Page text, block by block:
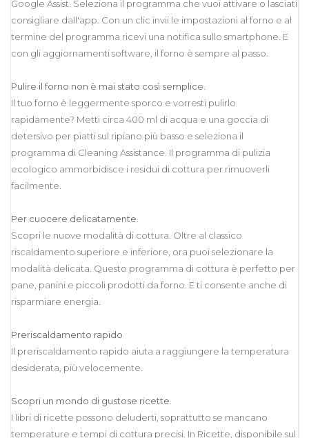
Google Assist. Seleziona il programma che vuoi attivare o lasciati
consigliare dall'app. Con un clic invii le impostazioni al forno e al
termine del programma ricevi una notifica sullo smartphone. E
con gli aggiornamenti software, il forno è sempre al passo.
Pulire il forno non è mai stato così semplice.
Il tuo forno è leggermente sporco e vorresti pulirlo
rapidamente? Metti circa 400 ml di acqua e una goccia di
detersivo per piatti sul ripiano più basso e seleziona il
programma di Cleaning Assistance. Il programma di pulizia
ecologico ammorbidisce i residui di cottura per rimuoverli
facilmente.
Per cuocere delicatamente.
Scopri le nuove modalità di cottura. Oltre al classico
riscaldamento superiore e inferiore, ora puoi selezionare la
modalità delicata. Questo programma di cottura è perfetto per
pane, panini e piccoli prodotti da forno. E ti consente anche di
risparmiare energia.
Preriscaldamento rapido
Il preriscaldamento rapido aiuta a raggiungere la temperatura
desiderata, più velocemente.
Scopri un mondo di gustose ricette.
I libri di ricette possono deluderti, soprattutto se mancano
temperature e tempi di cottura precisi. In Ricette, disponibile sul